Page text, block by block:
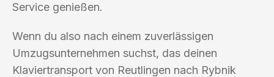
Service genießen.
Wenn du also nach einem zuverlässigen
Umzugsunternehmen suchst, das deinen
Klaviertransport von Reutlingen nach Rybnik